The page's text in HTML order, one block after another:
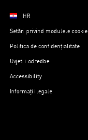
HR
Setări privind modulele cookie
Politica de confidențialitate
Uvjeti i odredbe
Accessibility
Informații legale